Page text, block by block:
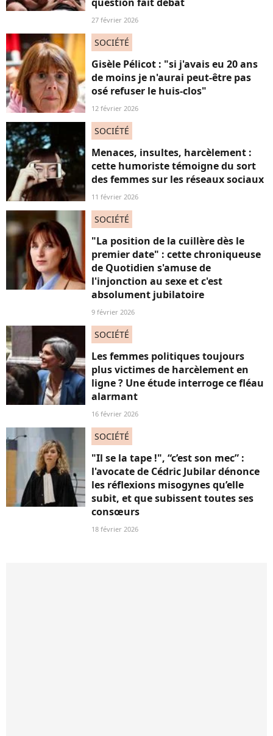
27 février 2026
SOCIÉTÉ
Gisèle Pélicot : "si j'avais eu 20 ans
de moins je n'aurai peut-être pas
osé refuser le huis-clos"
12 février 2026
SOCIÉTÉ
Menaces, insultes, harcèlement :
cette humoriste témoigne du sort
des femmes sur les réseaux sociaux
11 février 2026
SOCIÉTÉ
"La position de la cuillère dès le
premier date" : cette chroniqueuse
de Quotidien s'amuse de
l'injonction au sexe et c'est
absolument jubilatoire
9 février 2026
SOCIÉTÉ
Les femmes politiques toujours
plus victimes de harcèlement en
ligne ? Une étude interroge ce fléau
alarmant
16 février 2026
SOCIÉTÉ
"Il se la tape !", “c’est son mec” :
l'avocate de Cédric Jubilar dénonce
les réflexions misogynes qu’elle
subit, et que subissent toutes ses
consœurs
18 février 2026